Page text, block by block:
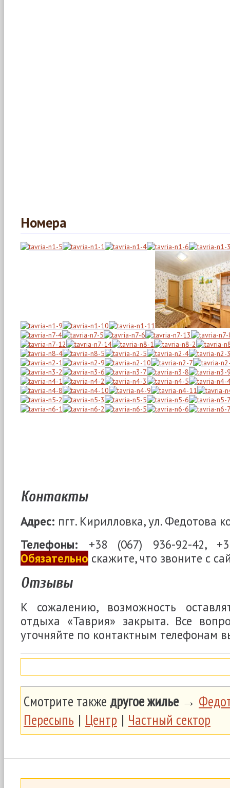
Номера
Контакты
Адрес: пгт. Кирилловка, ул. Федотова
Телефоны: +38 (067) 936-92-42,
Обязательно скажите, что звоните с
Отзывы
К сожалению, возможность
отдыха «Таврия» закрыта. Все
уточняйте по контактным телефонам
Смотрите также другое жилье→
Пересыпь | Центр | Частный сектор